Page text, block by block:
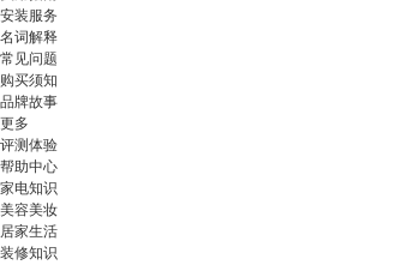
安装服务
名词解释
常见问题
购买须知
品牌故事
更多
评测体验
帮助中心
家电知识
美容美妆
居家生活
装修知识